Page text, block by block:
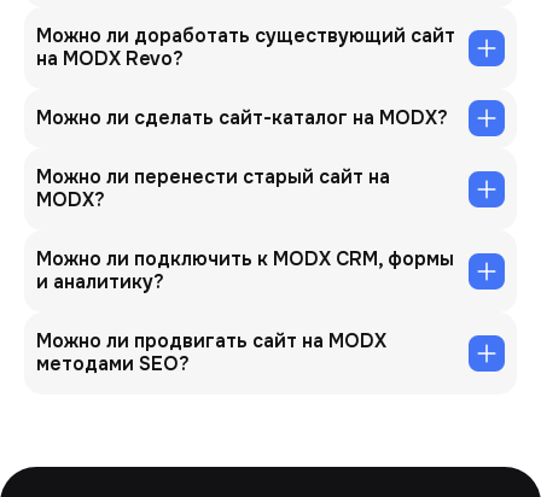
Можно ли доработать существующий сайт
на MODX Revo?
Можно ли сделать сайт-каталог на MODX?
Можно ли перенести старый сайт на
MODX?
Можно ли подключить к MODX CRM, формы
и аналитику?
Можно ли продвигать сайт на MODX
методами SEO?